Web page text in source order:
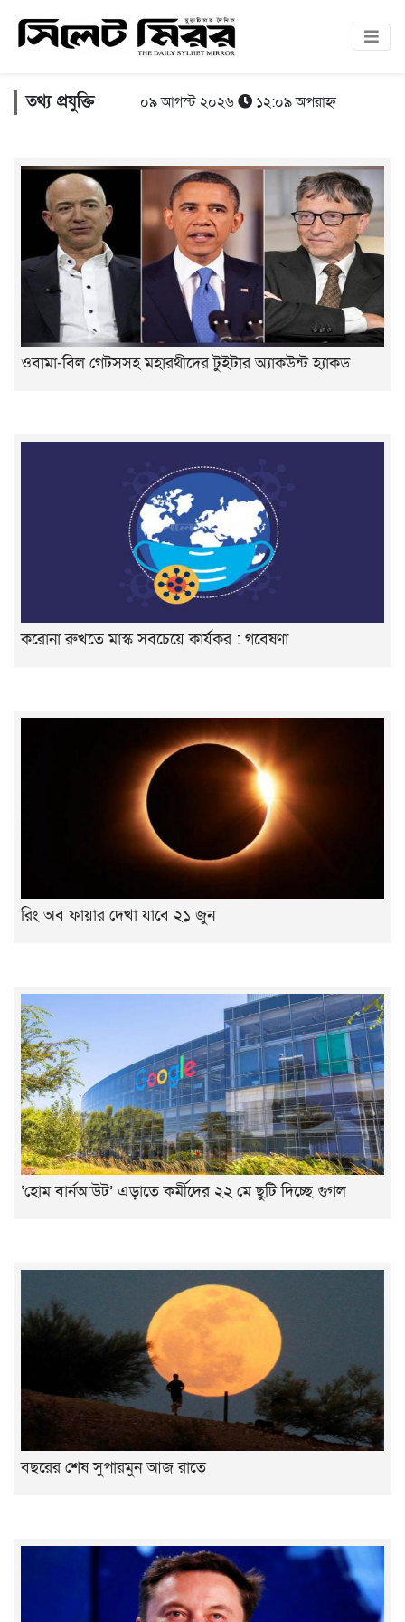
তথ্য প্রযুক্তি ০৯ আগস্ট ২০২৬ ১২:০৯ অপরাহ্ন
ওবামা-বিল গেটসসহ মহারথীদের টুইটার অ্যাকউন্ট হ্যাকড
করোনা রুখতে মাস্ক সবচেয়ে কার্যকর : গবেষণা
রিং অব ফায়ার দেখা যাবে ২১ জুন
‘হোম বার্নআউট’ এড়াতে কর্মীদের ২২ মে ছুটি দিচ্ছে গুগল
বছরের শেষ সুপারমুন আজ রাতে